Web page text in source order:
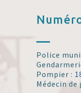
Police
Pompier :
Médecin de